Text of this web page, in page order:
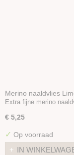
Merino naaldvlies
Extra fijne merino
€ 5,25
✓ Op voorraad
IN